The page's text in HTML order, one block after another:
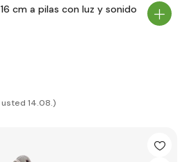
cm a pilas con luz y sonido
usted 14.08.)